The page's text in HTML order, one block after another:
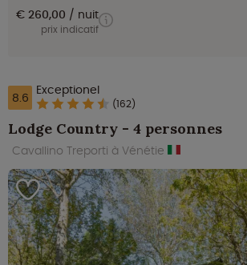
€ 260,00 nuit
prix indicatif
8.6 Exceptionel
(162)
Lodge Country - 4 personnes
Cavallino Treporti à Vénétie